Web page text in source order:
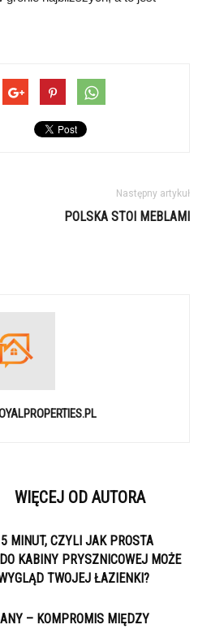
Następny artykuł
POLSKA STOI MEBLAMI
WIĘCEJ OD AUTORA
MINUT, CZYLI JAK PROSTA
KABINY PRYSZNICOWEJ MOŻE
TWOJEJ ŁAZIENKI?
– KOMPROMIS MIĘDZY